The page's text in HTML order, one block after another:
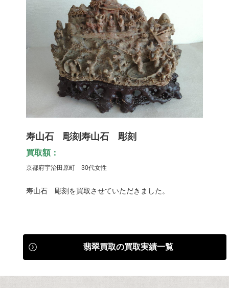
寿山石 彫刻寿山石 彫刻
買取額：
京都府宇治田原町 30代女性
寿山石 彫刻を買取させていただきました。
翡翠買取の買取実績一覧